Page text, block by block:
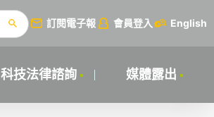
訂閱電子報 會員登入 English
科技法律諮詢 媒體露出